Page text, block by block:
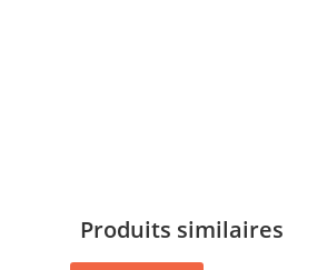
Produits similaires